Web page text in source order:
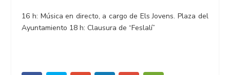
16 h: Música en directo, a cargo de Els Jovens. Plaza del
Ayuntamiento 18 h: Clausura de “Feslalí”